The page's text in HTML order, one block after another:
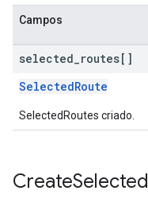
Campos
selected routes[]
SelectedRoute
SelectedRoutes criado.
CreateSelected